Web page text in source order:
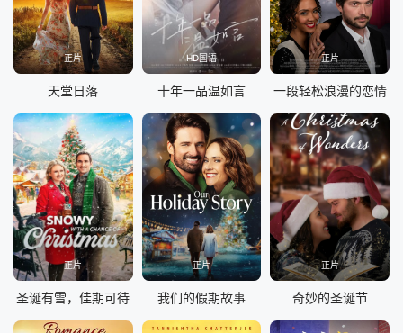
正片
天堂日落
HD国语
十年一品温如言
正片
一段轻松浪漫的恋情
正片
圣诞有雪，佳期可待
正片
我们的假期故事
正片
奇妙的圣诞节